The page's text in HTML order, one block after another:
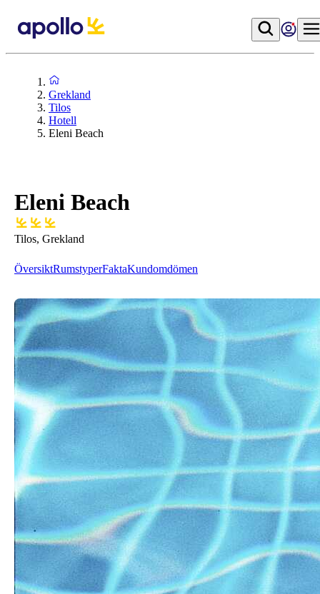
Grekland
Tilos
Hotell
Eleni Beach
Eleni Beach
Tilos, Grekland
ÖversiktRumstyperFaktaKundomdömen